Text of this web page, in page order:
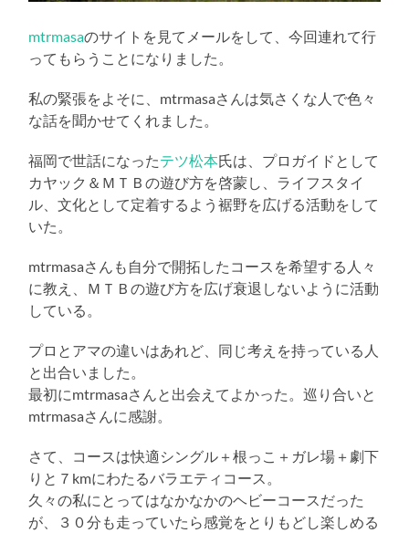
mtrmasaのサイトを見てメールをして、今回連れて行
ってもらうことになりました。
私の緊張をよそに、mtrmasaさんは気さくな人で色々
な話を聞かせてくれました。
福岡で世話になったテツ松本氏は、プロガイドとして
カヤック＆ＭＴＢの遊び方を啓蒙し、ライフスタイ
ル、文化として定着するよう裾野を広げる活動をして
いた。
mtrmasaさんも自分で開拓したコースを希望する人々
に教え、ＭＴＢの遊び方を広げ衰退しないように活動
している。
プロとアマの違いはあれど、同じ考えを持っている人
と出合いました。
最初にmtrmasaさんと出会えてよかった。巡り合いと
mtrmasaさんに感謝。
さて、コースは快適シングル＋根っこ＋ガレ場＋劇下
りと７kmにわたるバラエティコース。
久々の私にとってはなかなかのヘビーコースだった
が、３０分も走っていたら感覚をとりもどし楽しめる